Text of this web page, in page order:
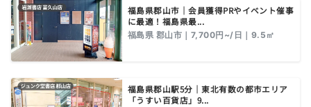
福島県郡山市｜会員獲得PRやイベント催事
に最適！福島県最...
福島県 郡山市｜7,700円~/日｜9.5㎡
福島県郡山駅5分｜東北有数の都市エリア
「うすい百貨店」9...